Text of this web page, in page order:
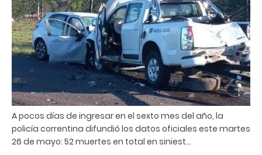
A pocos días de ingresar en el sexto mes del año, la
policía correntina difundió los datos oficiales este martes
26 de mayo: 52 muertes en total en siniest...